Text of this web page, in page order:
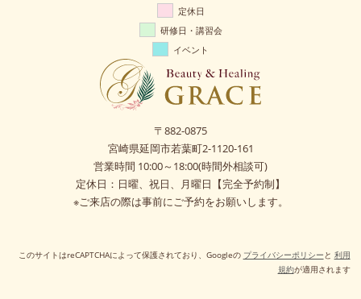
定休日
研修日・講習会
イベント
〒882-0875
宮崎県延岡市若葉町2-1120-161
営業時間 10:00～18:00(時間外相談可)
定休日：日曜、祝日、月曜日【完全予約制】
※ご来店の際は事前にご予約をお願いします。
このサイトはreCAPTCHAによって保護されており、Googleの プライバシーポリシーと 利用
規約が適用されます